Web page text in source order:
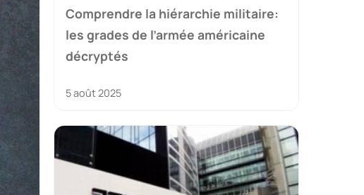
Comprendre la hiérarchie militaire:
les grades de l’armée américaine
décryptés
5 août 2025